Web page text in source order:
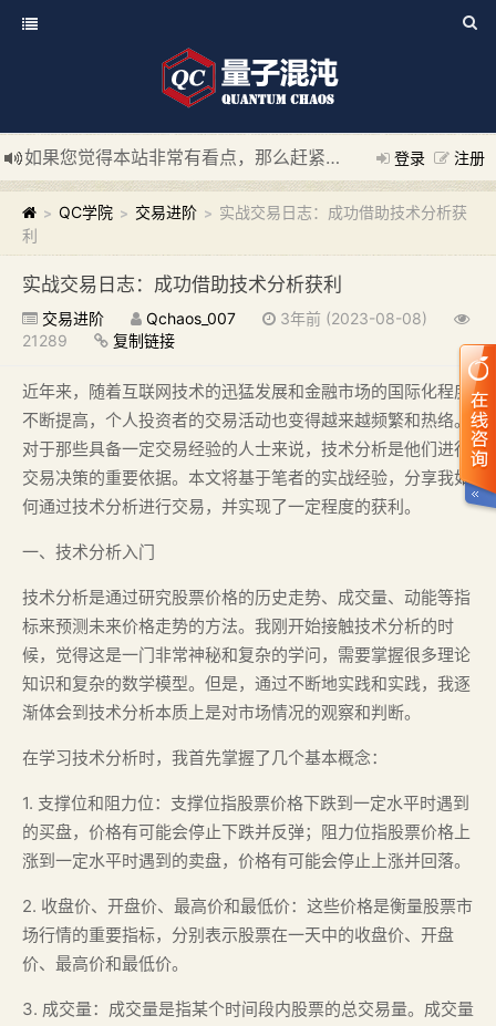
登录 注册
如果您觉得本站非常有看点，那么赶紧使用Ctrl+D 收藏我们吧
新添加量子混沌系统板块，欢迎大家访问！
---“量子混沌系
> QC学院 > 交易进阶 > 实战交易日志：成功借助技术分析获
利
实战交易日志：成功借助技术分析获利
交易进阶 Qchaos_007
3年前 (2023-08-08)
21289
复制链接
近年来，随着互联网技术的迅猛发展和金融市场的国际化程度
不断提高，个人投资者的交易活动也变得越来越频繁和热络。
对于那些具备一定交易经验的人士来说，技术分析是他们进行
交易决策的重要依据。本文将基于笔者的实战经验，分享我如
何通过技术分析进行交易，并实现了一定程度的获利。
一、技术分析入门
技术分析是通过研究股票价格的历史走势、成交量、动能等指
标来预测未来价格走势的方法。我刚开始接触技术分析的时
候，觉得这是一门非常神秘和复杂的学问，需要掌握很多理论
知识和复杂的数学模型。但是，通过不断地实践和实践，我逐
渐体会到技术分析本质上是对市场情况的观察和判断。
在学习技术分析时，我首先掌握了几个基本概念：
1. 支撑位和阻力位：支撑位指股票价格下跌到一定水平时遇到
的买盘，价格有可能会停止下跌并反弹；阻力位指股票价格上
涨到一定水平时遇到的卖盘，价格有可能会停止上涨并回落。
2. 收盘价、开盘价、最高价和最低价：这些价格是衡量股票市
场行情的重要指标，分别表示股票在一天中的收盘价、开盘
价、最高价和最低价。
3. 成交量：成交量是指某个时间段内股票的总交易量。成交量